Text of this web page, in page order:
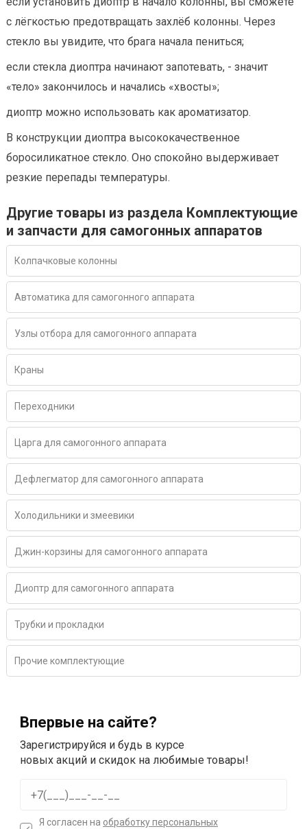
с лёгкостью предотвращать захлёб колонны. Через
стекло вы увидите, что брага начала пениться;
если стекла диоптра начинают запотевать, - значит
«тело» закончилось и начались «хвосты»;
диоптр можно использовать как ароматизатор.
В конструкции диоптра высококачественное
боросиликатное стекло. Оно спокойно выдерживает
резкие перепады температуры.
Другие товары из раздела Комплектующие
и запчасти для самогонных аппаратов
Колпачковые колонны
Автоматика для самогонного аппарата
Узлы отбора для самогонного аппарата
Краны
Переходники
Царга для самогонного аппарата
Дефлегматор для самогонного аппарата
Холодильники и змеевики
Джин-корзины для самогонного аппарата
Диоптр для самогонного аппарата
Трубки и прокладки
Прочие комплектующие
Впервые на сайте?
Зарегистрируйся и будь в курсе
новых акций и скидок на любимые товары!
Я согласен на обработку персональных